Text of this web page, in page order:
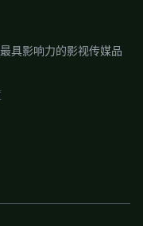
具影响力的影视传媒品